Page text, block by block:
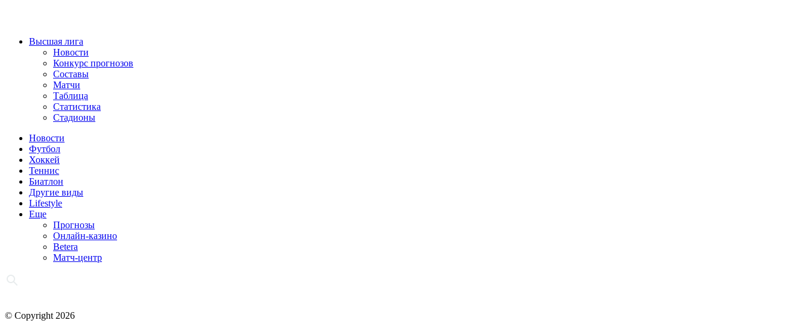
Высшая лига
Новости
Конкурс прогнозов
Составы
Матчи
Таблица
Статистика
Стадионы
Новости
Футбол
Хоккей
Теннис
Биатлон
Другие виды
Lifestyle
Еще
Прогнозы
Онлайн-казино
Betera
Матч-центр
© Copyright 2026